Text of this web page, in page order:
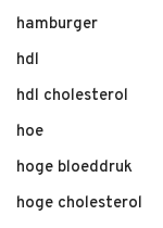
hamburger
hdl
hdl cholesterol
hoe
hoge bloeddruk
hoge cholesterol